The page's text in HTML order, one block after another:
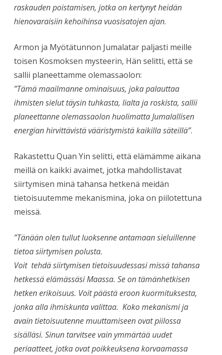
raskauden poistamisen, jotka on kertynyt heidän
hienovaraisiin kehoihinsa vuosisatojen ajan.
Armon ja Myötätunnon Jumalatar paljasti meille
toisen Kosmoksen mysteerin, Hän selitti, että se
sallii planeettamme olemassaolon:
”Tämä maailmanne ominaisuus, joka palauttaa
ihmisten sielut täysin tuhkasta, lialta ja roskista, sallii
planeettanne olemassaolon huolimatta Jumalallisen
energian hirvittävistä vääristymistä kaikilla säteillä”.
Rakastettu Quan Yin selitti, että elämämme aikana
meillä on kaikki avaimet, jotka mahdollistavat
siirtymisen minä tahansa hetkenä meidän
tietoisuutemme mekanismina, joka on piilotettuna
meissä.
”Tänään olen tullut luoksenne antamaan sieluillenne
tietoa siirtymisen polusta.
Voit tehdä siirtymisen tietoisuudessasi missä tahansa
hetkessä elämässäsi Maassa. Se on tämänhetkisen
hetken erikoisuus. Voit päästä eroon kuormituksesta,
jonka alla ihmiskunta valittaa. Koko mekanismi ja
avain tietoisuutenne muuttamiseen ovat piilossa
sisälläsi. Sinun tarvitsee vain ymmärtää uudet
periaatteet, jotka ovat poikkeuksena korvaamassa